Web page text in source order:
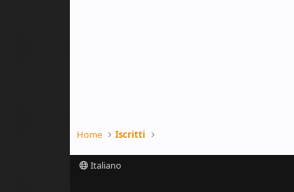
Home Iscritti
Italiano